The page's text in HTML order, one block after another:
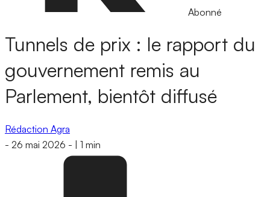
Abonné
Tunnels de prix : le rapport du
gouvernement remis au
Parlement, bientôt diffusé
Rédaction Agra
- 26 mai 2026 - 1 min